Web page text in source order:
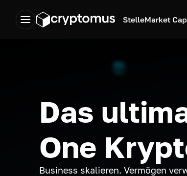
StelleMarket Cap
Das
One
Business skalieren. Vermögen